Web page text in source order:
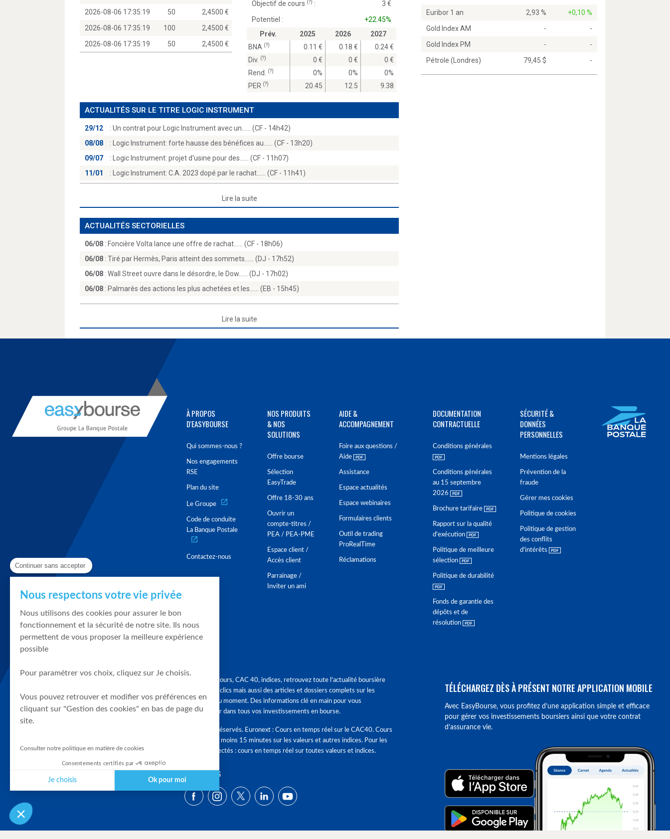
2026-08-06 17:35:19
50
2,4500
2026-08-06 17:35:19
100
2,4500
2026-08-06 17:35:19
50 2,4500
Objectif de cours (?) :
3
Potentiel :
+22.45%
Prév.
2025 2026
2027
BNA (?) 0.11 0.18
0.24
Div. (?) 0 0
0
Rend.
(?) 0% 0%
0%
PER (?) 20.45 12.5 9.38
ACTUALITÉS SUR LE TITRE LOGIC INSTRUMENT
29/12 : Un contrat pour Logic Instrument avec un...… (CF - 14h42)
08/08
:
Logic Instrument: forte hausse des bénéfices au...… (CF - 13h20)
09/07
:
Logic Instrument: projet d'usine pour des...… (CF - 11h07)
11/01
: Logic Instrument: C.A. 2023 dopé par le rachat...… (CF - 11h41)
Lire la suite
ACTUALITÉS SECTORIELLES
06/08 : Foncière Volta lance une offre de rachat...… (CF - 18h06)
06/08 : Tiré par Hermès, Paris atteint des sommets...… (DJ - 17h52)
06/08 : Wall Street ouvre dans le désordre, le Dow...… (DJ - 17h02)
06/08 : Palmarès des actions les plus achetées et les...… (EB - 15h45)
Lire la suite
Euribor 1 an
2,93 %
+0,10 %
Gold Index AM
-
-
Gold Index PM
-
-
Pétrole (Londres)
79,45 $ -
À PROPOS
D'EASYBOURSE
Qui sommes-nous ?
Nos engagements
RSE
Plan du site
Le Groupe
Code de conduite
La Banque Postale
Contactez-nous
NOS PRODUITS
& NOS
SOLUTIONS
Offre bourse
Sélection
EasyTrade
Offre 18-30 ans
Ouvrir un
compte-titres /
PEA / PEA-PME
Espace client /
Accès client
Parrainage /
Inviter un ami
AIDE &
ACCOMPAGNEMENT
Foire aux questions /
Aide
Assistance
Espace actualités
Espace webinaires
Formulaires clients
Outil de trading
ProRealTime
Réclamations
DOCUMENTATION
CONTRACTUELLE
Conditions générales
Conditions générales
au 15 septembre
2026
Brochure tarifaire
Rapport sur la qualité
d'exécution
Politique de meilleure
sélection
Politique de durabilité
Fonds de garantie des
dépôts et de
résolution
SÉCURITÉ &
DONNÉES
PERSONNELLES
Mentions légales
Prévention de la
fraude
Gérer mes cookies
Politique de cookies
Politique de gestion
des conflits
d'intérêts
Graphique, cours, CAC 40, indices, retrouvez toute l'actualité boursière
en quelques clics mais aussi des articles et dossiers complets sur les
tendances du moment. Des informations clé en main pour vous
accompagner dans tous vos investissements en bourse.
Tous droits réservés. Euronext : Cours en temps réel sur le CAC40. Cours
différés d'au moins 15 minutes sur les valeurs et autres indices. Pour les
clients connectés : cours en temps réel sur toutes valeurs et indices.
SUIVEZ-NOUS
TÉLÉCHARGEZ DÈS À PRÉSENT NOTRE APPLICATION MOBILE
Avec EasyBourse, vous profitez d’une application simple et efficace
pour gérer vos investissements boursiers ainsi que votre contrat
d’assurance vie.
Continuer sans accepter
Nous respectons votre vie privée
Nous utilisons des cookies pour assurer le bon
fonctionnement et la sécurité de notre site. Ils nous
permettent de vous proposer la meilleure expérience
possible
Pour paramétrer vos choix, cliquez sur Je choisis.
Vous pouvez retrouver et modifier vos préférences en
cliquant sur "Gestion des cookies" en bas de page du
site.
Consulter notre politique en matière de cookies
Consentements certifiés par
Je choisis Ok pour moi
Plateforme de Gestion du Consentement : Personnalisez vos Options
Notre plateforme vous permet d'adapter et de gérer vos paramètres de confidentialité, en garantissant la conformité avec les réglementations. Personnalisez vos préférences pour contrôler la manière dont